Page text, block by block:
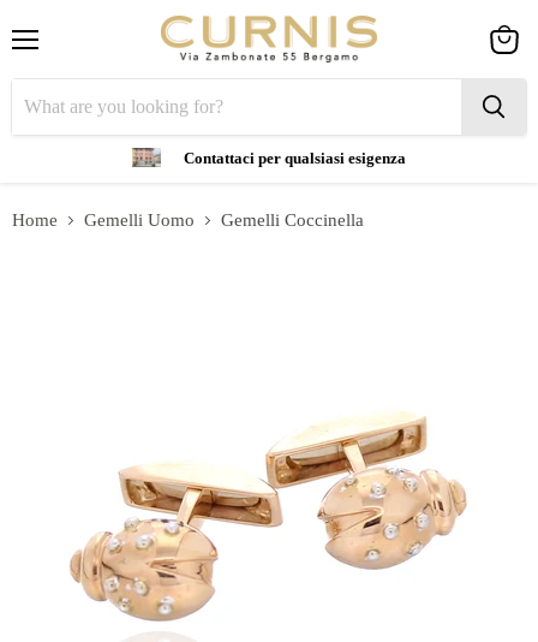
Contattaci per qualsiasi esigenza
cart
Home Gemelli Uomo Gemelli Coccinella